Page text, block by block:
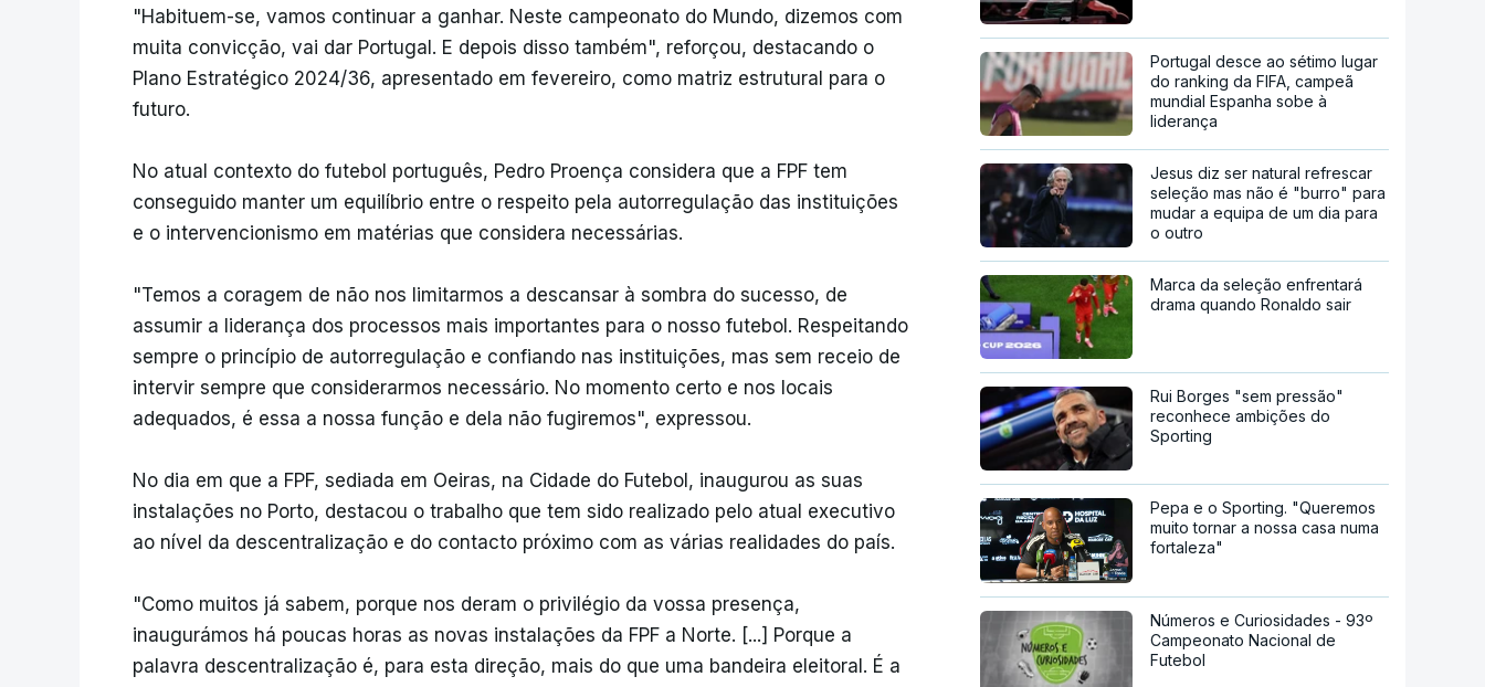
"Habituem-se, vamos continuar a ganhar. Neste campeonato do Mundo, dizemos com
muita convicção, vai dar Portugal. E depois disso também", reforçou, destacando o
Plano Estratégico 2024/36, apresentado em fevereiro, como matriz estrutural para o
futuro.
No atual contexto do futebol português, Pedro Proença considera que a FPF tem
conseguido manter um equilíbrio entre o respeito pela autorregulação das instituições
e o intervencionismo em matérias que considera necessárias.
"Temos a coragem de não nos limitarmos a descansar à sombra do sucesso, de
assumir a liderança dos processos mais importantes para o nosso futebol. Respeitando
sempre o princípio de autorregulação e confiando nas instituições, mas sem receio de
intervir sempre que considerarmos necessário. No momento certo e nos locais
adequados, é essa a nossa função e dela não fugiremos", expressou.
No dia em que a FPF, sediada em Oeiras, na Cidade do Futebol, inaugurou as suas
instalações no Porto, destacou o trabalho que tem sido realizado pelo atual executivo
ao nível da descentralização e do contacto próximo com as várias realidades do país.
"Como muitos já sabem, porque nos deram o privilégio da vossa presença,
inaugurámos há poucas horas as novas instalações da FPF a Norte. [...] Porque a
palavra descentralização é, para esta direção, mais do que uma bandeira eleitoral. É a
Portugal desce ao sétimo lugar
do ranking da FIFA, campeã
mundial Espanha sobe à
liderança
Jesus diz ser natural refrescar
seleção mas não é "burro" para
mudar a equipa de um dia para
o outro
Marca da seleção enfrentará
drama quando Ronaldo sair
Rui Borges "sem pressão"
reconhece ambições do
Sporting
Pepa e o Sporting. "Queremos
muito tornar a nossa casa numa
fortaleza"
Números e Curiosidades - 93º
Campeonato Nacional de
Futebol